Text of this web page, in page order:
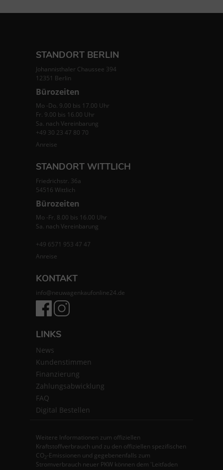
STANDORT BERLIN
Johannisthaler Chaussee 394
12351 Berlin
Bürozeiten
Mo -Do. 9.00 bis 17.00 Uhr
Fr. 9.00 bis 16.00 Uhr
Sa. nach Vereinbarung
+49 30 23 47 80 70
Anreise
STANDORT WITTLICH
Friedrichstr. 36a
54516 Wittlich
Bürozeiten
Mo -Fr. 8.00 bis 16.00 Uhr
Sa. nach Vereinbarung
+49 6571 953 47 47
Anreise
KONTAKT
info@neuwagenkaufonline24.de
LINKS
News
Kundenstimmen
Finanzierung
Zahlungsabwicklung
FAQ
Digital Bestellen
Weitere Informationen zum offiziellen
Kraftstoffverbrauch und zu den offiziellen spezifischen
CO2-Emissionen und gegebenenfalls zum
Stromverbrauch neuer PKW können dem 'Leitfaden